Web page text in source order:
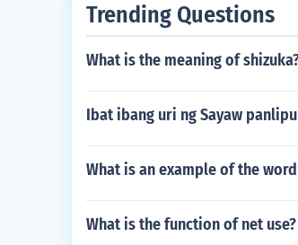
Trending Questions
What is the meaning of
Ibat ibang uri ng Sayaw
What is an example of the
What is the function of net use?